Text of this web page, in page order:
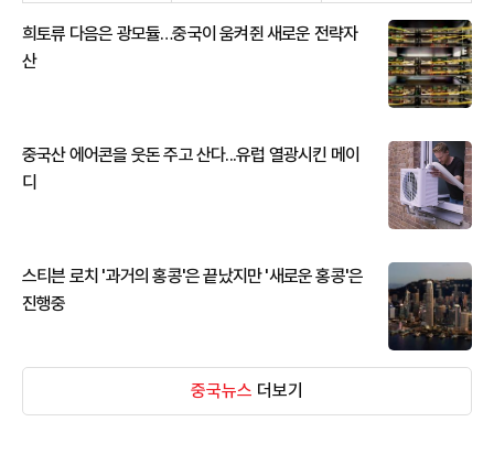
희토류 다음은 광모듈…중국이 움켜쥔 새로운 전략자
산
중국산 에어콘을 웃돈 주고 산다...유럽 열광시킨 메이
디
스티븐 로치 '과거의 홍콩'은 끝났지만 '새로운 홍콩'은
진행중
중국뉴스 더보기